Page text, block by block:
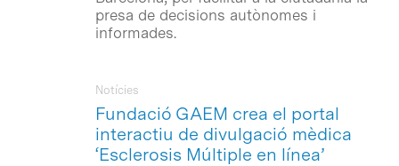
presa de decisions autònomes i
informades.
Fundació GAEM crea el portal
interactiu de divulgació mèdica
‘Esclerosis Múltiple en línea’
Notícies